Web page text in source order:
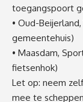
toegangspoort
• Oud-
gemeentehuis)
• Maasdam,
fietsenhok)
Let op: neem
mee te